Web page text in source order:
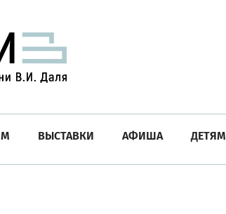
ВЫСТАВКИ АФИША ДЕТЯМ